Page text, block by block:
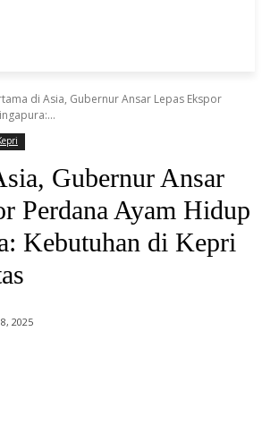
di Asia, Gubernur Ansar Lepas Ekspor
Gubernur Ansar
Perdana Ayam Hidup
Kebutuhan di Kepri
2025